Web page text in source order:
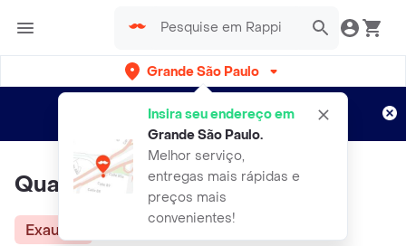
Grande São Paulo
Insira seu endereço em
Grande São Paulo.
Melhor serviço,
entregas mais rápidas e
preços mais
convenientes!
Entregas grátis por 15 dias!
Aplicam T&C
Qualitá Pimentão Verde
Exausta